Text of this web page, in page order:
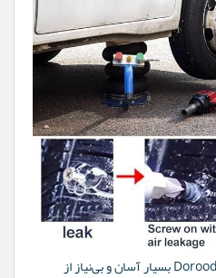
فرآیند استفاده از پیچ پنچرگیری Dorood بسیار آسان و بی‌نیاز از